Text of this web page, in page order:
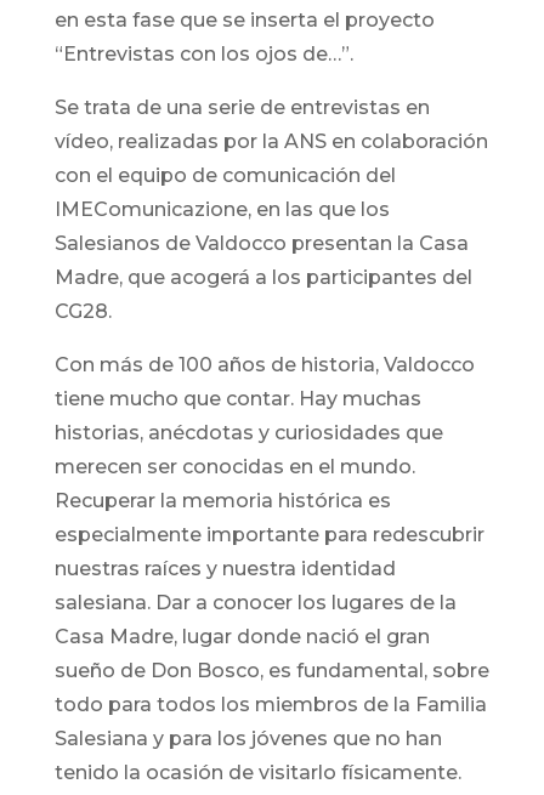
en esta fase que se inserta el proyecto
“Entrevistas con los ojos de…”.
Se trata de una serie de entrevistas en
vídeo, realizadas por la ANS en colaboración
con el equipo de comunicación del
IMEComunicazione, en las que los
Salesianos de Valdocco presentan la Casa
Madre, que acogerá a los participantes del
CG28.
Con más de 100 años de historia, Valdocco
tiene mucho que contar. Hay muchas
historias, anécdotas y curiosidades que
merecen ser conocidas en el mundo.
Recuperar la memoria histórica es
especialmente importante para redescubrir
nuestras raíces y nuestra identidad
salesiana. Dar a conocer los lugares de la
Casa Madre, lugar donde nació el gran
sueño de Don Bosco, es fundamental, sobre
todo para todos los miembros de la Familia
Salesiana y para los jóvenes que no han
tenido la ocasión de visitarlo físicamente.